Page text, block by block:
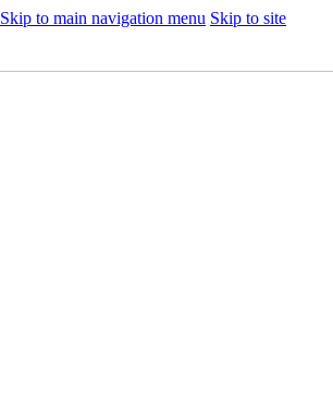
Skip to main navigation menu Skip to site